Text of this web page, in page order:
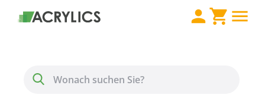
Menü